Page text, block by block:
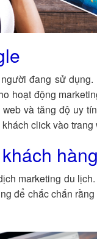
đang sử
hoạt động
và tăng độ uy
click vào trang
hàng
marketing du
để chắc chắn